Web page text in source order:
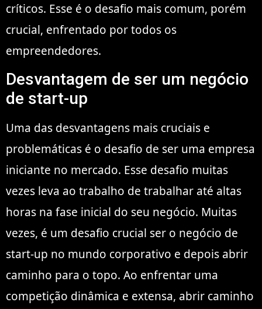
críticos. Esse é o desafio mais comum, porém
crucial, enfrentado por todos os
empreendedores.
Desvantagem de ser um negócio
de start-up
Uma das desvantagens mais cruciais e
problemáticas é o desafio de ser uma empresa
iniciante no mercado. Esse desafio muitas
vezes leva ao trabalho de trabalhar até altas
horas na fase inicial do seu negócio. Muitas
vezes, é um desafio crucial ser o negócio de
start-up no mundo corporativo e depois abrir
caminho para o topo. Ao enfrentar uma
competição dinâmica e extensa, abrir caminho